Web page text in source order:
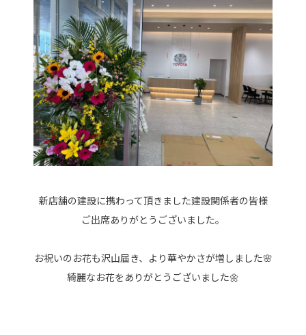
新店舗の建設に携わって頂きました建設関係者の皆様
ご出席ありがとうございました。
お祝いのお花も沢山届き、より華やかさが増しました🌸
綺麗なお花をありがとうございました🌼